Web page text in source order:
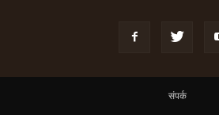
संपर्क